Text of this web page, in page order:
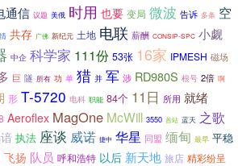
通信 议题 美俄 时用 也要 变局 微波 告诉 多条 空
共存 广佛 新纪元 土地 电联 薪酬 CONSIP-SPC 小觑
中企 科学家 111份 53张 16家 IPMESH 磁场
巨 隧 所有 功 单 猎 并 军 涉 RD980S 根号 2倍 啊
形 T-5720 电科 职能 84个 11日 所用 就绪
Aeroflex MagOne McWill 3550 首站 蓝天 之歌
执法 座谈 威诺 捷中 华星 同盟 缅甸 最早 平稳
飞扬 队员 呼和浩特 以后 新天地 旅店 精彩纷呈